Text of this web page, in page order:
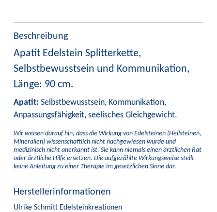
Beschreibung
Apatit Edelstein Splitterkette,
Selbstbewusstsein und Kommunikation,
Länge: 90 cm.
Apatit: Selbstbewusstsein, Kommunikation,
Anpassungsfähigkeit, seelisches Gleichgewicht.
Wir weisen darauf hin, dass die Wirkung von Edelsteinen (Heilsteinen,
Mineralien) wissenschaftlich nicht nachgewiesen wurde und
medizinisch nicht anerkannt ist. Sie kann niemals einen ärztlichen Rat
oder ärztliche Hilfe ersetzen. Die aufgezählte Wirkungsweise stellt
keine Anleitung zu einer Therapie im gesetzlichen Sinne dar.
Herstellerinformationen
Ulrike Schmitt Edelsteinkreationen